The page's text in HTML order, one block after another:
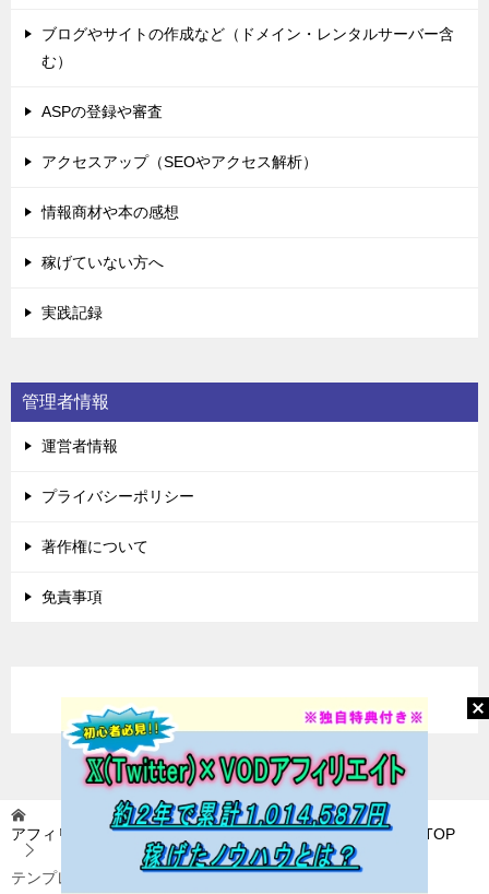
ブログやサイトの作成など（ドメイン・レンタルサーバー含
む）
ASPの登録や審査
アクセスアップ（SEOやアクセス解析）
情報商材や本の感想
稼げていない方へ
実践記録
管理者情報
運営者情報
プライバシーポリシー
著作権について
免責事項
アフィリエイトに挑戦(アフィ挑) 〜稼いで自由を目指す〜 TOP
テンプレ式即効アフィリエイト方法